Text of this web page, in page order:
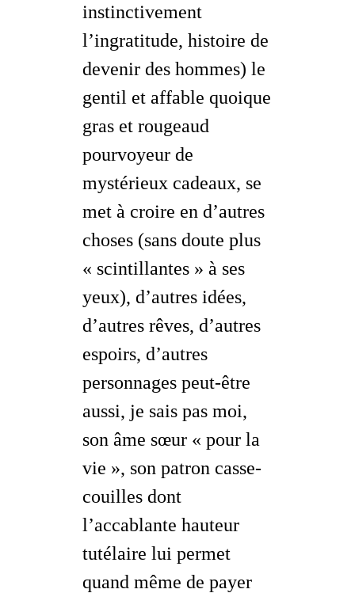
instinctivement
l’ingratitude, histoire de
devenir des hommes) le
gentil et affable quoique
gras et rougeaud
pourvoyeur de
mystérieux cadeaux, se
met à croire en d’autres
choses (sans doute plus
« scintillantes » à ses
yeux), d’autres idées,
d’autres rêves, d’autres
espoirs, d’autres
personnages peut-être
aussi, je sais pas moi,
son âme sœur « pour la
vie », son patron casse-
couilles dont
l’accablante hauteur
tutélaire lui permet
quand même de payer